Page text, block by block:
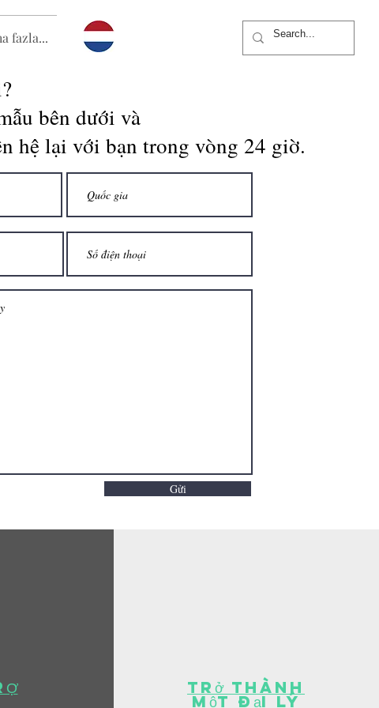
fazla...
bên dưới và
hệ lại với bạn trong vòng 24 giờ.
Gửi
trở thành
một đại lý